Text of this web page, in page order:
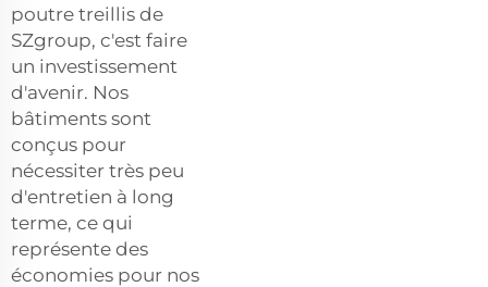
poutre treillis de
SZgroup, c'est faire
un investissement
d'avenir. Nos
bâtiments sont
conçus pour
nécessiter très peu
d'entretien à long
terme, ce qui
représente des
économies pour nos